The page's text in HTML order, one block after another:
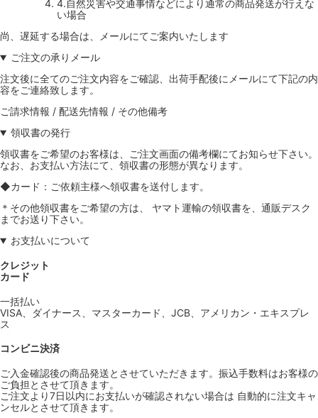
4.自然災害や交通事情などにより通常の商品発送が行えな
い場合
尚、遅延する場合は、メールにてご案内いたします
ご注文の承りメール
注文後に全てのご注文内容をご確認、出荷手配後にメールにて下記の内
容をご連絡致します。
ご請求情報 / 配送先情報 / その他備考
領収書の発行
領収書をご希望のお客様は、ご注文画面の備考欄にてお知らせ下さい。
なお、お支払い方法にて、領収書の形態が異なります。
◆カード：ご依頼主様へ領収書を送付します。
＊その他領収書をご希望の方は、 ヤマト運輸の領収書を、通販デスク
までお送り下さい。
お支払いについて
クレジット
カード
一括払い
VISA、ダイナース、マスターカード、JCB、アメリカン・エキスプレ
ス
コンビニ決済
ご入金確認後の商品発送とさせていただきます。振込手数料はお客様の
ご負担とさせて頂きます。
ご注文より7日以内にお支払いが確認されない場合は 自動的に注文キャ
ンセルとさせて頂きます。